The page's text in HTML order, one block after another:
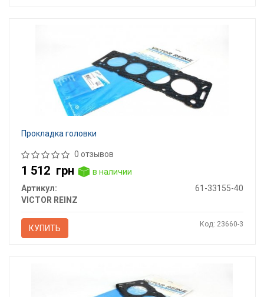
Прокладка головки
0 отзывов
1 512 грн
в наличии
Артикул:
61-33155-40
VICTOR REINZ
КУПИТЬ Код: 23660-3